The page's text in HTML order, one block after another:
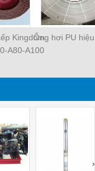
Kingdom
A80-A100
Ống hơi PU
›